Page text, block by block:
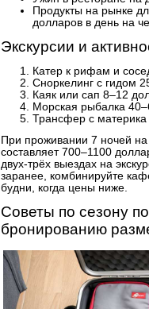
Продукты на рынке
долларов в день на
Экскурсии и
Катер к рифам и
Сноркелинг с гидом
Каяк или сап 8–12
Морская рыбалка
Трансфер с
При проживании 7 ночей
составляет 700–1100
двух-трёх выездах на
заранее, комбинируйте
будни, когда цены ниже.
Советы по сезону
бронированию